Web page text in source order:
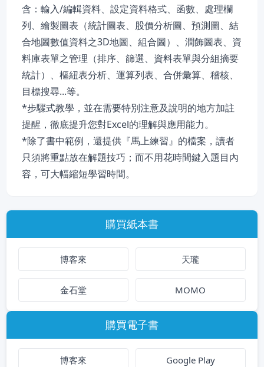
含：輸入/編輯資料、設定資料格式、函數、處理欄
列、繪製圖表（統計圖表、股價分析圖、預測圖、結
合地圖數值資料之3D地圖、組合圖）、潤飾圖表、資
料庫表單之管理（排序、篩選、資料表單與分組摘要
統計）、樞紐表分析、運算列表、合併彙算、稽核、
目標搜尋...等。
*步驟式教學，並在需要特別注意及說明的地方加註
提醒，徹底提升您對Excel的理解與應用能力。
*除了書中範例，還提供『馬上練習』的檔案，讀者
只須將重點放在解題技巧；而不用花時間鍵入題目內
容，可大幅縮短學習時間。
購買紙本書
博客來 天瓏
金石堂 MOMO
購買電子書
博客來 Google Play